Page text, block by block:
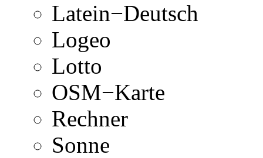
Latein−Deutsch
Logeo
Lotto
OSM−Karte
Rechner
Sonne